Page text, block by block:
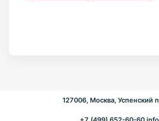
127006, Москва, Успенский